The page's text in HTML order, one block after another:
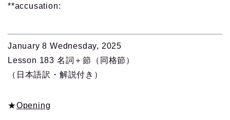
**accusation:
January 8 Wednesday, 2025
Lesson 183 名詞＋節（同格節）
（日本語訳・解説付き）
★Opening